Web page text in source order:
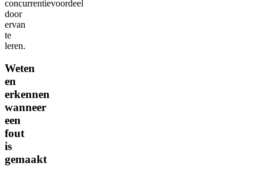
concurrentievoordeel
door
ervan
te
leren.
Weten
en
erkennen
wanneer
een
fout
is
gemaakt